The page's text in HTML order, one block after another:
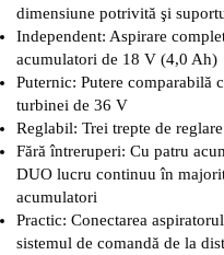
dimensiune potrivită şi
Independent: Aspirare
acumulatori de 18 V (4,0 Ah)
Puternic: Putere comparabilă
turbinei de 36 V
Reglabil: Trei trepte de
Fără întreruperi: Cu patru
DUO lucru continuu în
acumulatori
Practic: Conectarea
sistemul de comandă de la